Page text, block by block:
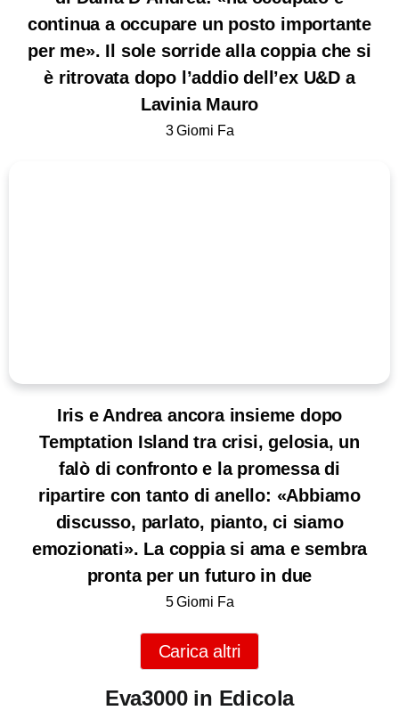
continua a occupare un posto importante
per me». Il sole sorride alla coppia che si
è ritrovata dopo l’addio dell’ex U&D a
Lavinia Mauro
3 Giorni Fa
Iris e Andrea ancora insieme dopo
Temptation Island tra crisi, gelosia, un
falò di confronto e la promessa di
ripartire con tanto di anello: «Abbiamo
discusso, parlato, pianto, ci siamo
emozionati». La coppia si ama e sembra
pronta per un futuro in due
5 Giorni Fa
Carica altri
Eva3000 in Edicola